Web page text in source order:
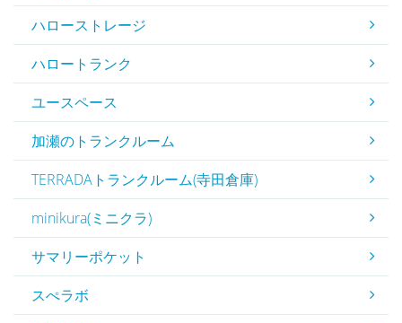
ハローストレージ
ハロートランク
ユースペース
加瀬のトランクルーム
TERRADAトランクルーム(寺田倉庫)
minikura(ミニクラ)
サマリーポケット
スぺラボ